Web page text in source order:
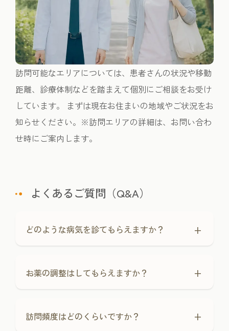
訪問可能なエリアについては、患者さんの状況や移動
距離、診療体制などを踏まえて個別にご相談をお受け
しています。 まずは現在お住まいの地域やご状況をお
知らせください。※訪問エリアの詳細は、お問い合わ
せ時にご案内します。
よくあるご質問（Q&A）
どのような病気を診てもらえますか？ +
お薬の調整はしてもらえますか？ +
訪問頻度はどのくらいですか？ +